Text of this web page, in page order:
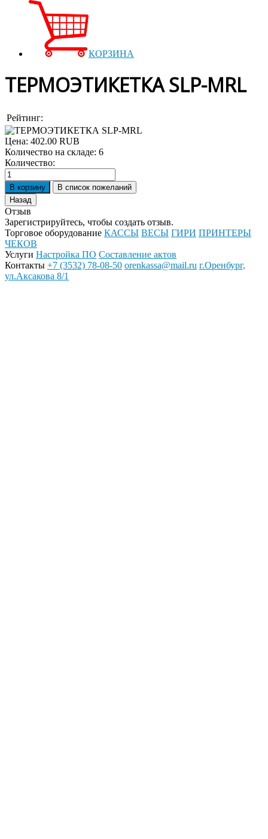
КОРЗИНА
ТЕРМОЭТИКЕТКА SLP-MRL
Рейтинг:
Цена: 402.00 RUB
Количество на складе: 6
Количество:
Отзыв
Зарегистрируйтесь, чтобы создать отзыв.
Торговое оборудование КАССЫ ВЕСЫ ГИРИ ПРИНТЕРЫ
ЧЕКОВ
Услуги Настройка ПО Составление актов
Контакты +7 (3532) 78-08-50 orenkassa@mail.ru г.Оренбург,
ул.Аксакова 8/1